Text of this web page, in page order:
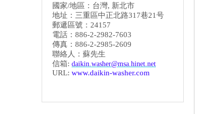
國家/地區：台灣, 新北市
地址：三重區中正北路317巷21号
郵遞區號：24157
電話：886-2-2982-7603
傳真：886-2-2985-2609
聯絡人：蘇先生
信箱: daikin.washer@msa.hinet.net
URL: www.daikin-washer.com